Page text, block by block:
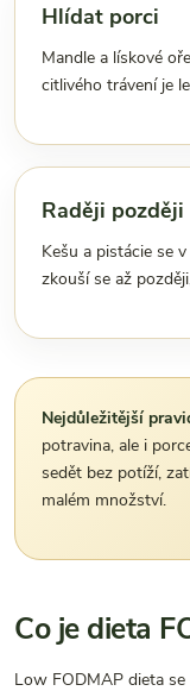
Hlídat porci
Mandle a lískové
citlivého trávení je
Raději později
Kešu a pistácie se
zkouší se až
Nejdůležitější
potravina, ale i
sedět bez potíží,
malém množství.
Co je dieta
Low FODMAP dieta